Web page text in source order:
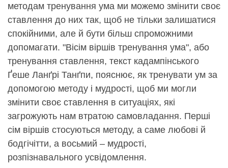
методам тренування ума ми можемо змінити своє
ставлення до них так, щоб не тільки залишатися
спокійними, але й бути більш спроможними
допомагати. "Вісім віршів тренування ума", або
тренування ставлення, текст кадампінського
Ґеше Ланґрі Танґпи, пояснює, як тренувати ум за
допомогою методу і мудрості, щоб ми могли
змінити своє ставлення в ситуаціях, які
загрожують нам втратою самовладання. Перші
сім віршів стосуються методу, а саме любові й
бодгічітти, а восьмий – мудрості,
розпізнавального усвідомлення.